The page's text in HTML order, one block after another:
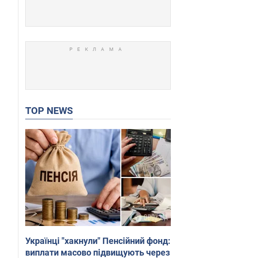
TOP NEWS
Українці "хакнули" Пенсійний фонд:
виплати масово підвищують через